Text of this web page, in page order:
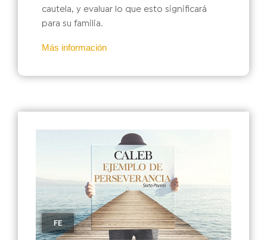
cautela, y evaluar lo que esto significará
para su familia.
Más información
FE